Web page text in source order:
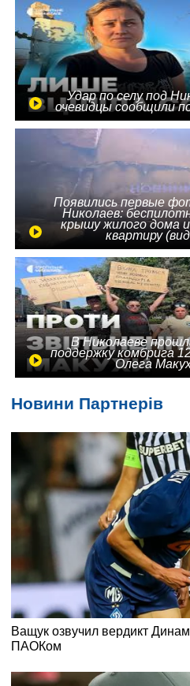
Удар по селу под
очевидцы сообщили
Появились первые
Николаев:
крышу жилого дома
квартиру
В Николаеве
поддержку комбрига
Олега